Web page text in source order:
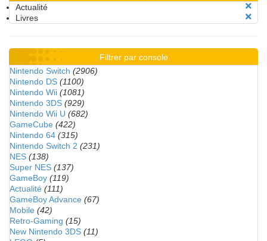
Actualité
Livres
Filtrer par console
Nintendo Switch (2906)
Nintendo DS (1100)
Nintendo Wii (1081)
Nintendo 3DS (929)
Nintendo Wii U (682)
GameCube (422)
Nintendo 64 (315)
Nintendo Switch 2 (231)
NES (138)
Super NES (137)
GameBoy (119)
Actualité (111)
GameBoy Advance (67)
Mobile (42)
Retro-Gaming (15)
New Nintendo 3DS (11)